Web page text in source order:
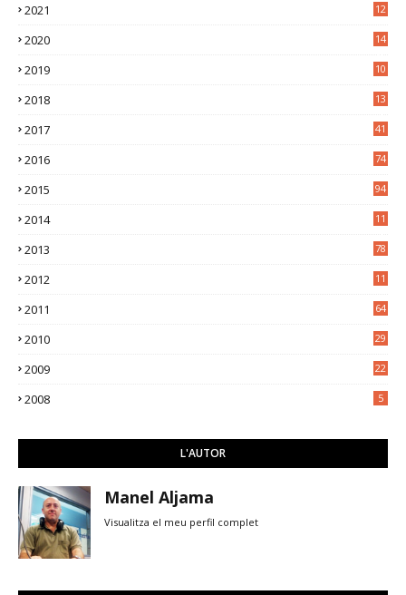
2021
12
2020
14
2019
10
2018
13
2017 41
2016 74
2015 94
2014
11
2013 78
2012
11
2011 64
2010 29
2009 22
2008 5
L'AUTOR
Manel Aljama
Visualitza el meu perfil complet